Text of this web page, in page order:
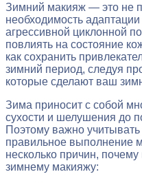
Зимний макияж — это не
необходимость
агрессивной циклонной
повлиять на состояние
как сохранить
зимний период, следуя
которые сделают ваш
Зима приносит с собой
сухости и шелушения до
Поэтому важно
правильное выполнение
несколько причин,
зимнему макияжу: